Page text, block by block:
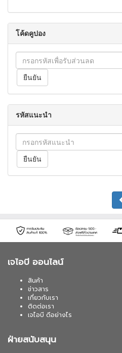
โค้ดคูปอง
รหัสแนะนำ
เจไอบี ออนไลน์
สินค้า
ข่าวสาร
เกี่ยวกับเรา
ติดต่อเรา
เจไอบี ดีอย่างไร
ฝ่ายสนับสนุน